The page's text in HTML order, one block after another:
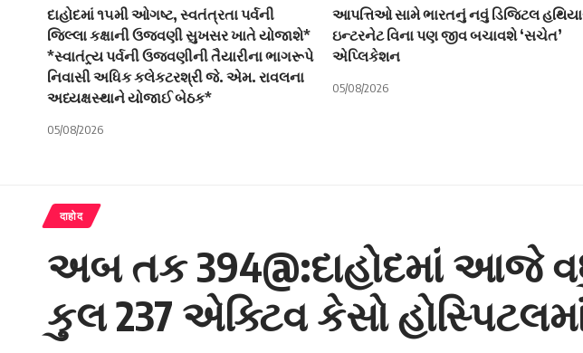
દાહોદમાં ૧૫મી ઓગષ્ટ, સ્વતંત્રતા પર્વની
જિલ્લા કક્ષાની ઉજવણી સુખસર ખાતે યોજાશે*
*સ્વાતંત્ર્ય પર્વની ઉજવણીની તૈયારીના ભાગરૂપે
નિવાસી અધિક કલેકટરશ્રી જે. એમ. રાવલના
અધ્યક્ષસ્થાને યોજાઈ બેઠક*
05/08/2026
આપત્તિઓ સામે ભારતનું નવું ડિજિટલ
ઇન્ટરનેટ વિના પણ જીવ બચાવશે ‘સચેત’
એપ્લિકેશન
05/08/2026
दाहोद
અબ તક 394@:દાહોદમાં આજે
કુલ 237 એક્ટિવ કેસો